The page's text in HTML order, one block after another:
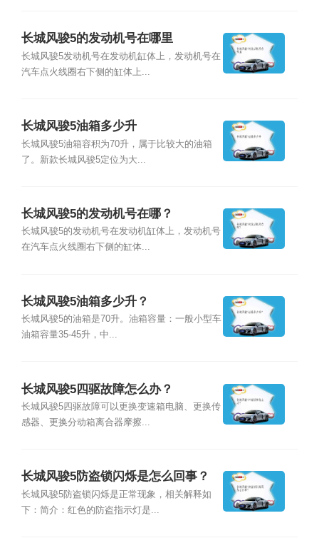
长城风骏5的发动机号在哪里
长城风骏5发动机号在发动机缸体上，发动机号在
汽车点火线圈右下侧的缸体上...
长城风骏5油箱多少升
长城风骏5油箱容积为70升，属于比较大的油箱
了。新款长城风骏5定位为大...
长城风骏5的发动机号在哪？
长城风骏5的发动机号在发动机缸体上，发动机号
在汽车点火线圈右下侧的缸体...
长城风骏5油箱多少升？
长城风骏5的油箱是70升。油箱容量：一般小型车
油箱容量35-45升，中...
长城风骏5四驱故障怎么办？
长城风骏5四驱故障可以更换变速箱电脑、更换传
感器、更换分动箱离合器摩擦...
长城风骏5防盗锁闪烁是怎么回事？
长城风骏5防盗锁闪烁是正常现象，相关解释如
下：简介：红色的防盗指示灯是...